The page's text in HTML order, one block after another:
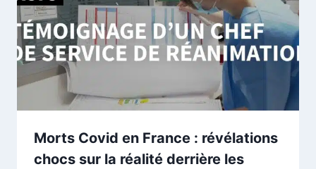
Morts Covid en France : révélations
chocs sur la réalité derrière les